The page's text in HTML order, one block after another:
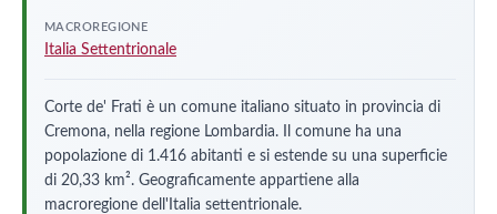
MACROREGIONE
Italia Settentrionale
Corte de' Frati è un comune italiano situato in provincia di
Cremona, nella regione Lombardia. Il comune ha una
popolazione di 1.416 abitanti e si estende su una superficie
di 20,33 km². Geograficamente appartiene alla
macroregione dell'Italia settentrionale.